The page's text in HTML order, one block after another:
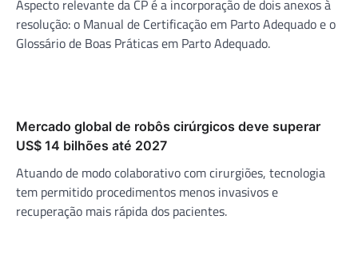
Aspecto relevante da CP é a incorporação de dois anexos à
resolução: o Manual de Certificação em Parto Adequado e o
Glossário de Boas Práticas em Parto Adequado.
Mercado global de robôs cirúrgicos deve superar
US$ 14 bilhões até 2027
Atuando de modo colaborativo com cirurgiões, tecnologia
tem permitido procedimentos menos invasivos e
recuperação mais rápida dos pacientes.